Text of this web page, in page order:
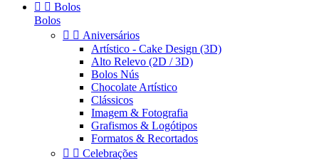
  Bolos
Bolos
  Aniversários
Artístico - Cake Design (3D)
Alto Relevo (2D / 3D)
Bolos Nús
Chocolate Artístico
Clássicos
Imagem & Fotografia
Grafismos & Logótipos
Formatos & Recortados
  Celebrações